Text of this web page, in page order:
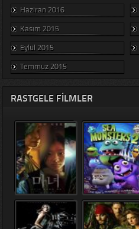
Haziran 2016
Kasım 2015
Eylül 2015
Temmuz 2015
RASTGELE FILMLER